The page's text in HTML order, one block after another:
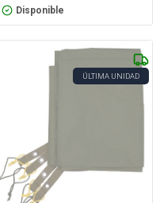
Disponible
ÚLTIMA UNIDAD